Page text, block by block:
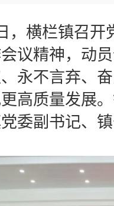
，横栏镇召开
议精神，动
永不言弃、
高质量发展
委副书记、